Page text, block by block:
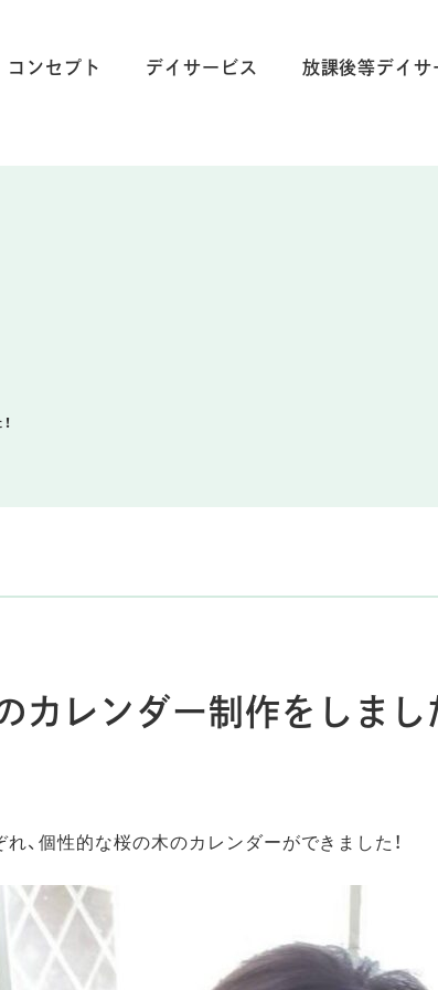
コンセプト デイサービス 放課後等デイ
カレンダー制作をしまし
、個性的な桜の木のカレンダーができました！